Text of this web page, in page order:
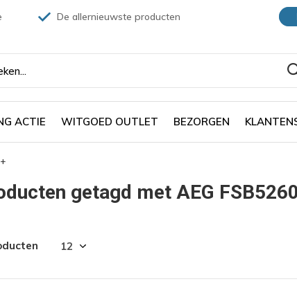
ACTIE WITGOED OUTLET BEZORGEN
De allernieuwste producten
getagd met AEG